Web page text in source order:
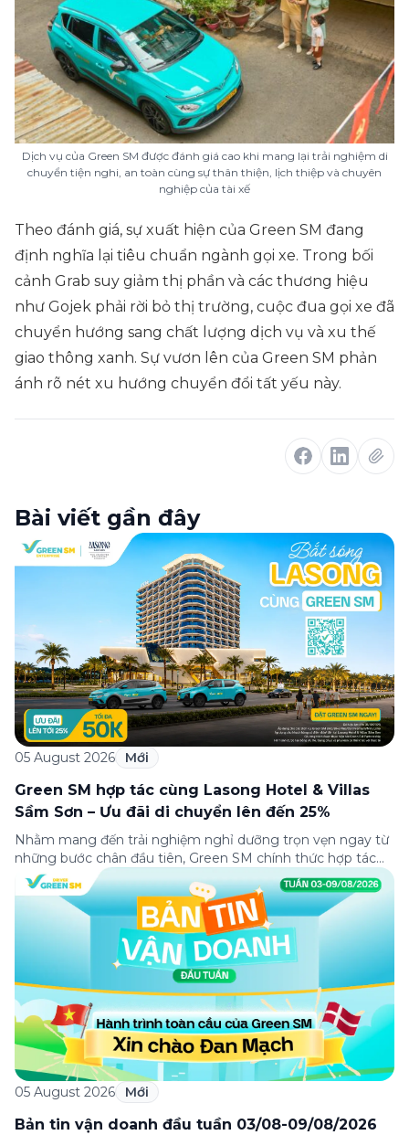
Dịch vụ của Green SM được đánh giá cao khi mang lại trải nghiệm di
chuyển tiện nghi, an toàn cùng sự thân thiện, lịch thiệp và chuyên
nghiệp của tài xế
Theo đánh giá, sự xuất hiện của Green SM đang
định nghĩa lại tiêu chuẩn ngành gọi xe. Trong bối
cảnh Grab suy giảm thị phần và các thương hiệu
như Gojek phải rời bỏ thị trường, cuộc đua gọi xe đã
chuyển hướng sang chất lượng dịch vụ và xu thế
giao thông xanh. Sự vươn lên của Green SM phản
ánh rõ nét xu hướng chuyển đổi tất yếu này.
Bài viết gần đây
05 August 2026 Mới
Green SM hợp tác cùng Lasong Hotel & Villas
Sầm Sơn – Ưu đãi di chuyển lên đến 25%
Nhằm mang đến trải nghiệm nghỉ dưỡng trọn vẹn ngay từ
những bước chân đầu tiên, Green SM chính thức hợp tác
cùng Lasong Hotel & Villas Sầm Sơn triển khai chương trình
ưu đãi di chuyển dành riêng cho khách hàng có điểm đón
hoặc điểm đến tại khu nghỉ dưỡng. Từ khoảnh khắc […]
05 August 2026 Mới
Bản tin vận doanh đầu tuần 03/08-09/08/2026